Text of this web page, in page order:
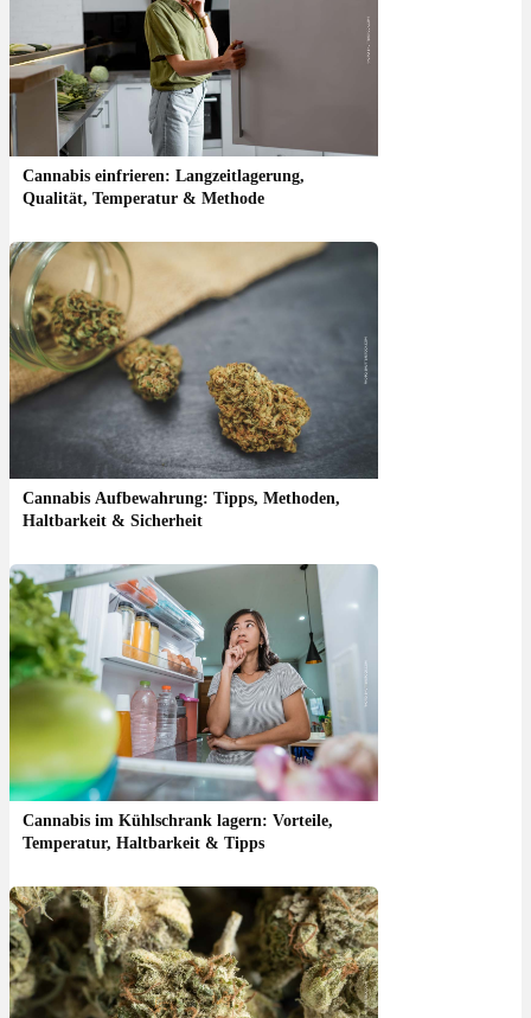
Cannabis einfrieren: Langzeitlagerung,
Qualität, Temperatur & Methode
Cannabis Aufbewahrung: Tipps, Methoden,
Haltbarkeit & Sicherheit
Cannabis im Kühlschrank lagern: Vorteile,
Temperatur, Haltbarkeit & Tipps